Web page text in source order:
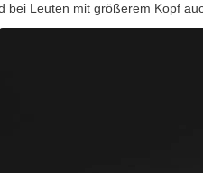
bei Leuten mit größerem Kopf